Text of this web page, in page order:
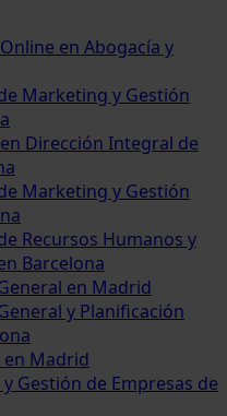
en Abogacía y
Marketing y Gestión
Dirección Integral de
Marketing y Gestión
Recursos Humanos y
Barcelona
en Madrid
y Planificación
Madrid
Gestión de Empresas de